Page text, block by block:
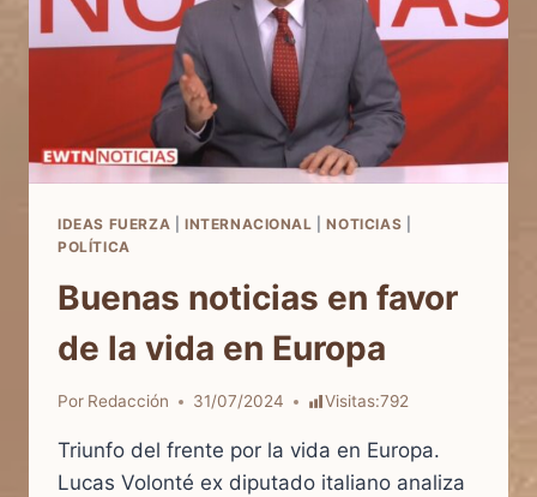
IDEAS FUERZA INTERNACIONAL |NOTICIAS
POLÍTICA
Buenas noticias en favor
de la vida en Europa
Por Redacción 31/07/2024 Visitas:792
Triunfo del frente por la vida en Europa.
Lucas Volonté ex diputado italiano analiza